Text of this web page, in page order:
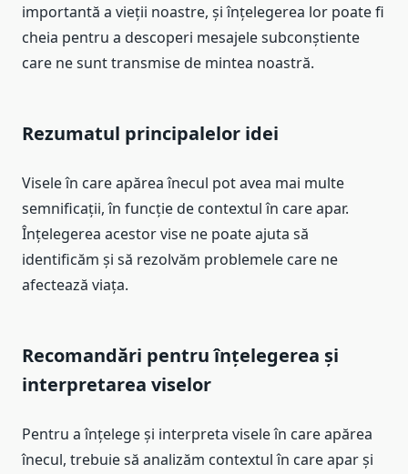
importantă a vieții noastre, și înțelegerea lor poate fi
cheia pentru a descoperi mesajele subconștiente
care ne sunt transmise de mintea noastră.
Rezumatul principalelor idei
Visele în care apărea înecul pot avea mai multe
semnificații, în funcție de contextul în care apar.
Înțelegerea acestor vise ne poate ajuta să
identificăm și să rezolvăm problemele care ne
afectează viața.
Recomandări pentru înțelegerea și
interpretarea viselor
Pentru a înțelege și interpreta visele în care apărea
înecul, trebuie să analizăm contextul în care apar și